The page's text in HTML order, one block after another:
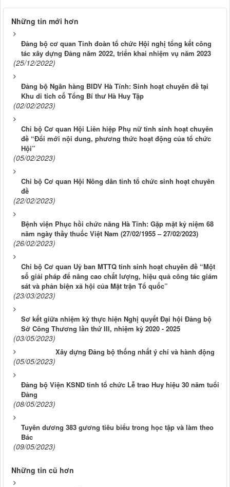
Những tin mới hơn
Đảng bộ cơ quan Tỉnh đoàn tổ chức Hội nghị tổng kết công
tác xây dựng Đảng năm 2022, triển khai nhiệm vụ năm 2023
(25/12/2022)
Đảng bộ Ngân hàng BIDV Hà Tĩnh: Sinh hoạt chuyên đề tại
Khu di tích cố Tổng Bí thư Hà Huy Tập
(02/02/2023)
Chi bộ Cơ quan Hội Liên hiệp Phụ nữ tỉnh sinh hoạt chuyên
đề “Đổi mới nội dung, phương thức hoạt động của tổ chức
Hội”
(05/02/2023)
Chi bộ Cơ quan Hội Nông dân tỉnh tổ chức sinh hoạt chuyên
đề
(22/02/2023)
Bệnh viện Phục hồi chức năng Hà Tĩnh: Gặp mặt kỷ niệm 68
năm ngày thầy thuốc Việt Nam (27/02/1955 – 27/02/2023)
(26/02/2023)
Chi bộ Cơ quan Uỷ ban MTTQ tỉnh sinh hoạt chuyên đề “Một
số giải pháp để nâng cao chất lượng, hiệu quả công tác giám
sát và phản biện xã hội của Mặt trận Tổ quốc”
(23/03/2023)
Sơ kết giữa nhiệm kỳ thực hiện Nghị quyết Đại hội Đảng bộ
Sở Công Thương lần thứ III, nhiệm kỳ 2020 - 2025
(03/05/2023)
Xây dựng Đảng bộ thống nhất ý chí và hành động
(05/05/2023)
Đảng bộ Viện KSND tỉnh tổ chức Lễ trao Huy hiệu 30 năm tuổi
Đảng
(08/05/2023)
Tuyên dương 383 gương tiêu biểu trong học tập và làm theo
Bác
(09/05/2023)
Những tin cũ hơn